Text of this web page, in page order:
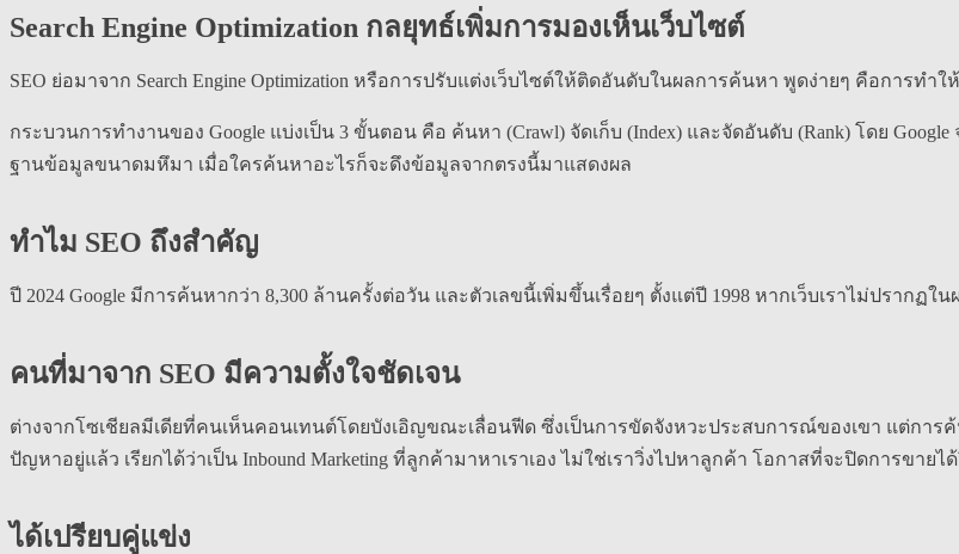
Search Engine Optimization กลยุทธ์เพิ่มการมองเห็นเว็บไซต์
SEO ย่อมาจาก Search Engine Optimization หรือการปรับแต่งเว็บไซต์ให้ติดอันดับในผลการค้นหา พูดง่ายๆ คือการท
กระบวนการทำงานของ Google แบ่งเป็น 3 ขั้นตอน คือ ค้นหา (Crawl) จัดเก็บ (Index) และจัดอันดับ (Rank) โดย
ฐานข้อมูลขนาดมหึมา เมื่อใครค้นหาอะไรก็จะดึงข้อมูลจากตรงนี้มาแสดงผล
ทำไม SEO ถึงสำคัญ
ปี 2024 Google มีการค้นหากว่า 8,300 ล้านครั้งต่อวัน และตัวเลขนี้เพิ่มขึ้นเรื่อยๆ ตั้งแต่ปี 1998 หากเว็บเราไม่ปราก
คนที่มาจาก SEO มีความตั้งใจชัดเจน
ต่างจากโซเชียลมีเดียที่คนเห็นคอนเทนต์โดยบังเอิญขณะเลื่อนฟีด ซึ่งเป็นการขัดจังหวะประสบการณ์ของเขา แต่ก
ปัญหาอยู่แล้ว เรียกได้ว่าเป็น Inbound Marketing ที่ลูกค้ามาหาเราเอง ไม่ใช่เราวิ่งไปหาลูกค้า โอกาสที่จะปิดการขายไ
ได้เปรียบคู่แข่ง